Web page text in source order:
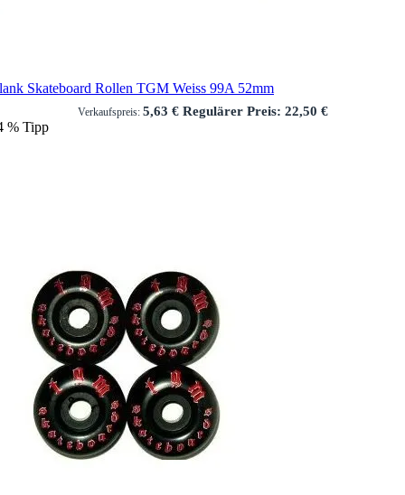
Skateboard Rollen TGM Weiss 99A 52mm
Verkaufspreis: 5,63 € Regulärer Preis: 22,50 €
% Tipp